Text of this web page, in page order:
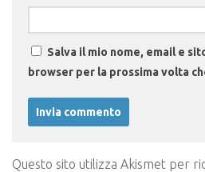
Salva il mio nome, email e
browser per la prossima volta
Questo sito utilizza Akismet per